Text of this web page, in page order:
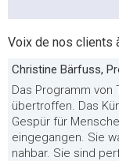
Voix de nos clients
Christine Bärfuss,
Das Programm von
übertroffen. Das
Gespür für
eingegangen. Sie
nahbar. Sie sind